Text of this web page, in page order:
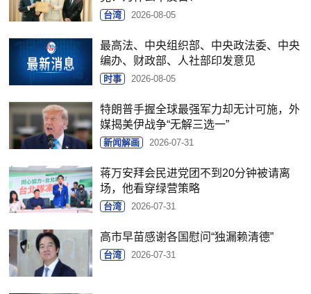
台湾 2026-08-05
最高法、中央组织部、中央政法委、中央
编办、财政部、人社部印发意见
时事 2026-08-05
特朗普手握全球最强军力却无计可施，外
媒揭美伊战争“无解三选一”
新闻解画 2026-07-31
蒋万安拜会民进党团不到20分钟被请离
场，他看穿绿营策略
台湾 2026-07-31
高市早苗感谢各国慰问“独漏赖清德”
台湾 2026-07-31